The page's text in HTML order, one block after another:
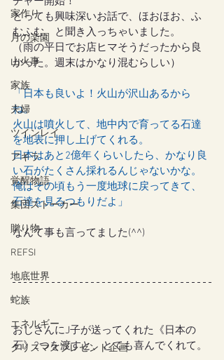
家作り
月の楽園
山火事
家族
夫婦
ツインレイ
アキラ
覚醒物語
集団ストーカー
贈り物
REFSI
地底世界
蛇族
エネルギー
クリスマスプレゼント企画
とっても興味深いお話で、ほおほお、ふ
むふむ、と聞き入っちゃいました。
（雨の平日でお店ヒマそうだったから良
かった。週末はかなり混むらしい）
「日本も良いよ！火山が沢山あるから
ね。
火山は噴火して、地中内で育ってる石達
を地表に押し上げてくれる。
日本はあと2億年くらいしたら、かなり良
い石がたくさん採れるんじゃないかな。
俺はその頃もう一度地球に戻ってきて、
石達を見るつもりだよ」
なんて事も言ってました(^^)
おじさんにJ子が送ってくれた《日本の
石》2つを渡すと、とても喜んでくれて。